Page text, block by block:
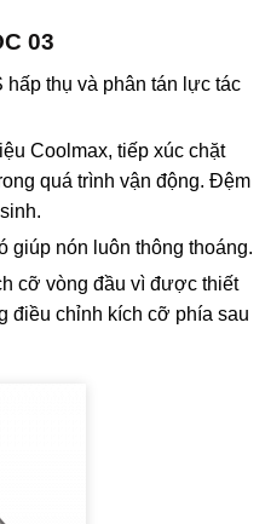
03
thụ và phân tán lực tác
Coolmax, tiếp xúc chặt
quá trình vận động. Đệm
giúp nón luôn thông thoáng.
cỡ vòng đầu vì được thiết
điều chỉnh kích cỡ phía sau